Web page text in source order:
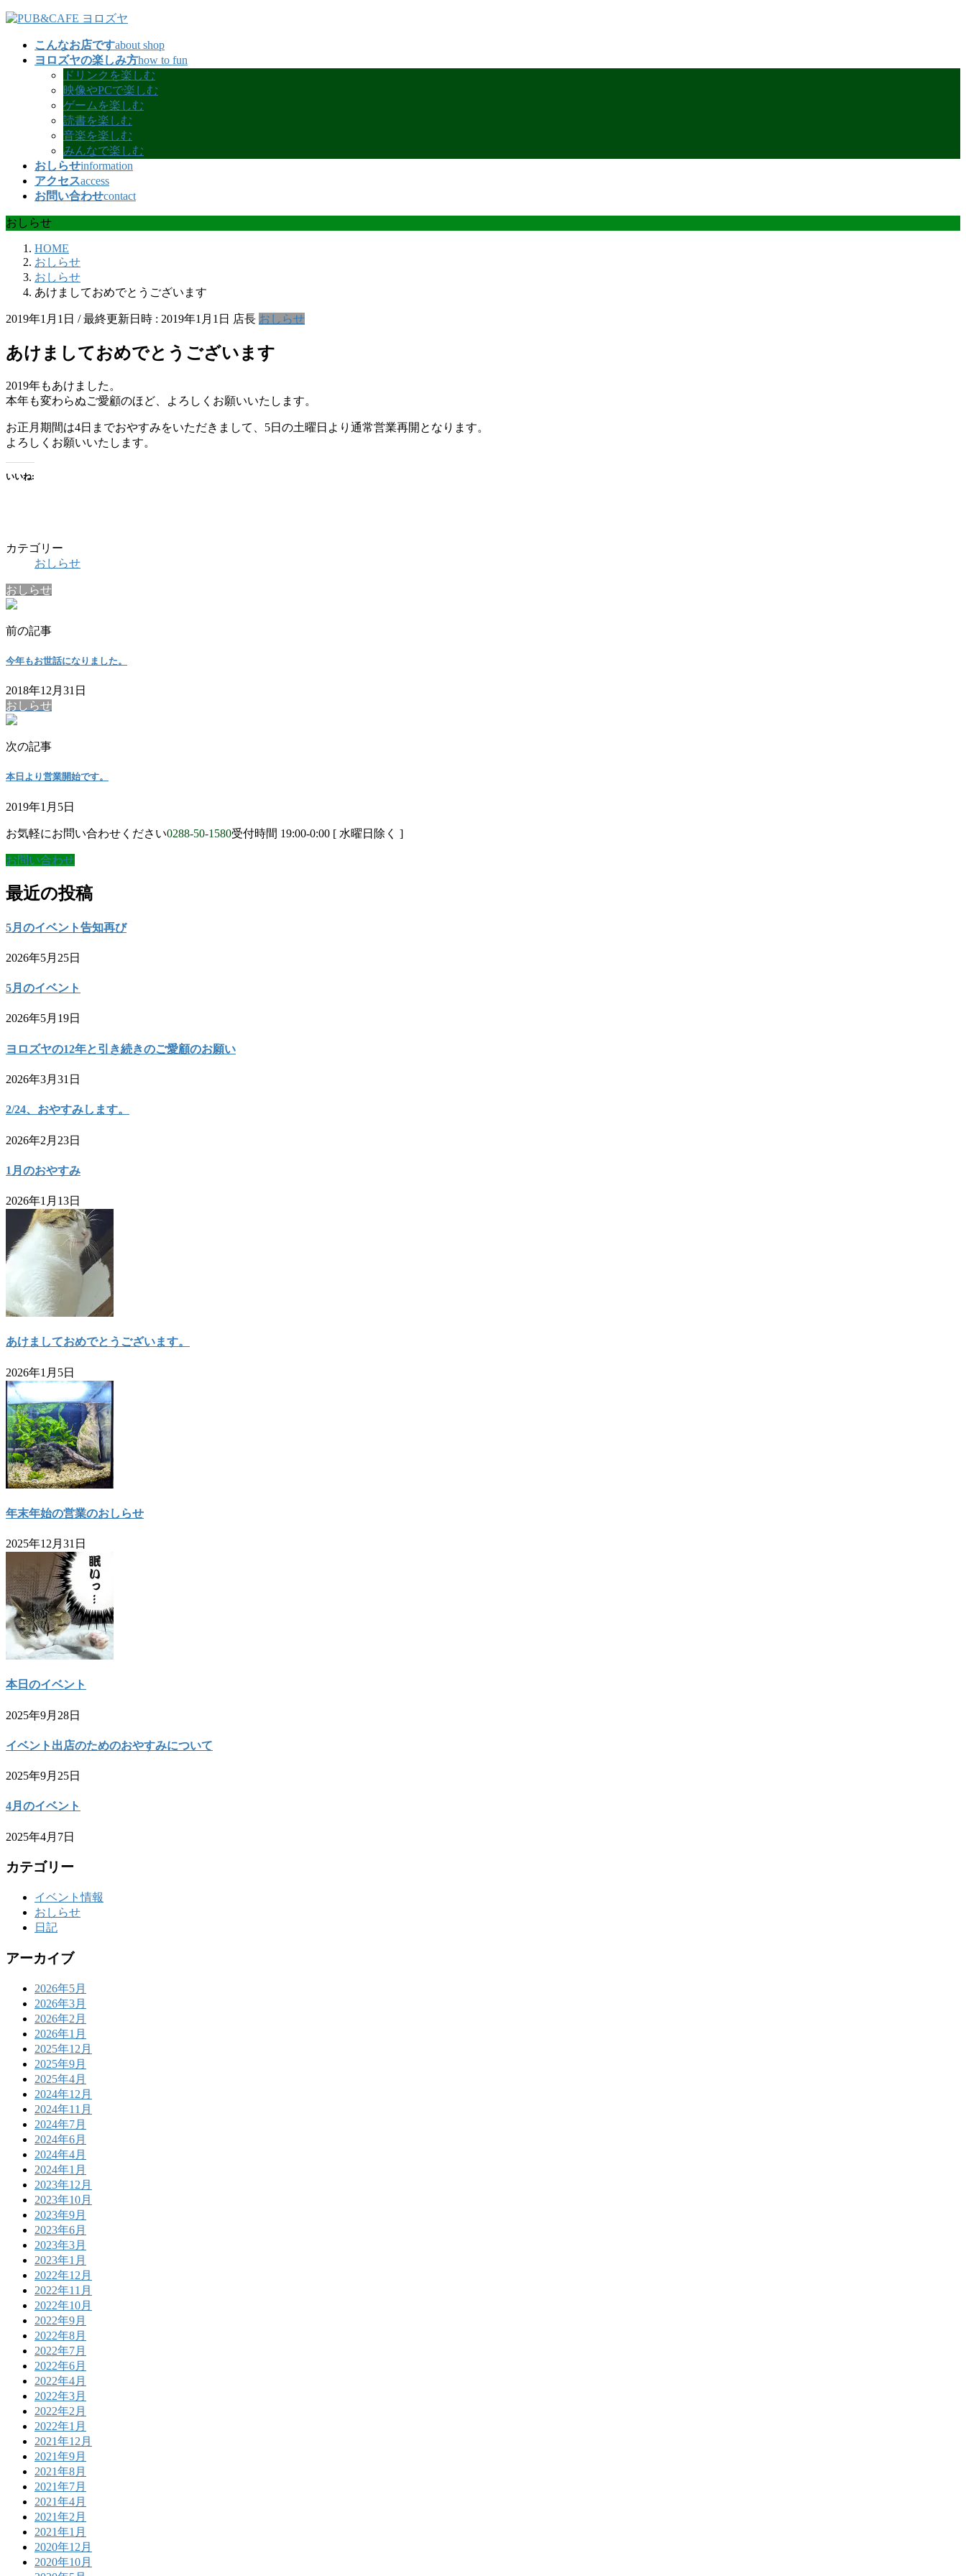
コ
ナ
こんなお店ですabout shop
ヨロズヤの楽しみ方how to fun
ドリンクを楽しむ
映像やPCで楽しむ
ゲームを楽しむ
読書を楽しむ
音楽を楽しむ
みんなで楽しむ
おしらせinformation
アクセスaccess
お問い合わせcontact
おしらせ
HOME
おしらせ
おしらせ
あけましておめでとうございます
2019年1月1日 / 最終更新日時 : 2019年1月1日 店長 おしらせ
あけましておめでとうございます
2019年もあけました。
本年も変わらぬご愛顧のほど、よろしくお願いいたします。
お正月期間は4日までおやすみをいただきまして、5日の土曜日より通常営業再開となります。
よろしくお願いいたします。
いいね:
カテゴリー
おしらせ
おしらせ
前の記事
今年もお世話になりました。
2018年12月31日
おしらせ
次の記事
本日より営業開始です。
2019年1月5日
お気軽にお問い合わせください0288-50-1580受付時間 19:00-0:00 [ 水曜日除く ]
お問い合わせ
最近の投稿
5月のイベント告知再び
2026年5月25日
5月のイベント
2026年5月19日
ヨロズヤの12年と引き続きのご愛顧のお願い
2026年3月31日
2/24、おやすみします。
2026年2月23日
1月のおやすみ
2026年1月13日
あけましておめでとうございます。
2026年1月5日
年末年始の営業のおしらせ
2025年12月31日
本日のイベント
2025年9月28日
イベント出店のためのおやすみについて
2025年9月25日
4月のイベント
2025年4月7日
カテゴリー
イベント情報
おしらせ
日記
アーカイブ
2026年5月
2026年3月
2026年2月
2026年1月
2025年12月
2025年9月
2025年4月
2024年12月
2024年11月
2024年7月
2024年6月
2024年4月
2024年1月
2023年12月
2023年10月
2023年9月
2023年6月
2023年3月
2023年1月
2022年12月
2022年11月
2022年10月
2022年9月
2022年8月
2022年7月
2022年6月
2022年4月
2022年3月
2022年2月
2022年1月
2021年12月
2021年9月
2021年8月
2021年7月
2021年4月
2021年2月
2021年1月
2020年12月
2020年10月